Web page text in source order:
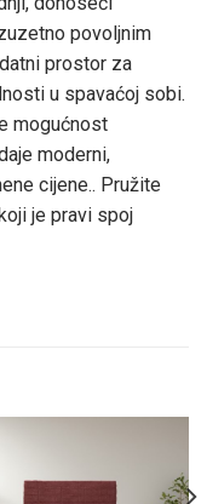
povoljnim
prostor za
u spavaćoj sobi.
mogućnost
moderni,
cijene.. Pružite
je pravi spoj